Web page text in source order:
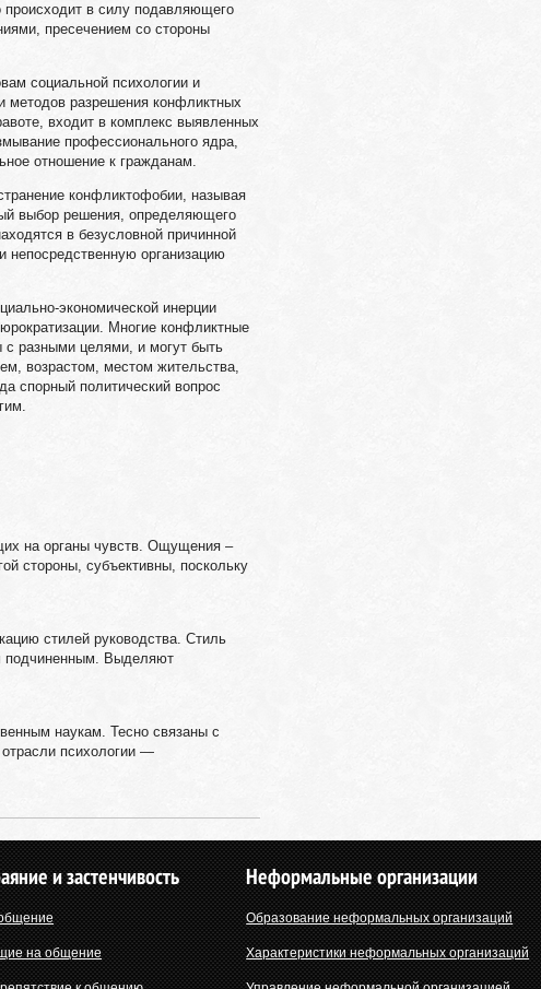
в силу подавляющего
пресечением со стороны
социальной психологии и
методов разрешения конфликтных
входит в комплекс выявленных
профессионального ядра,
отношение к гражданам.
конфликтофобии, называя
выбор решения, определяющего
в безусловной причинной
непосредственную организацию
экономической инерции
Многие конфликтные
с разными целями, и могут быть
возрастом, местом жительства,
спорный политический вопрос
на органы чувств. Ощущения –
стороны, субъективны, поскольку
стилей руководства. Стиль
подчиненным. Выделяют
наукам. Тесно связаны с
психологии —
и застенчивость
на общение
Неформальные организации
Образование неформальных организаций
Характеристики неформальных организаций